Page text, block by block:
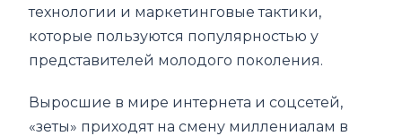
технологии и маркетинговые тактики,
которые пользуются популярностью у
представителей молодого поколения.
Выросшие в мире интернета и соцсетей,
«зеты» приходят на смену миллениалам в